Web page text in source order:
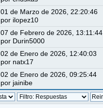
01 de Marzo de 2026, 22:20:46
por ilopez10
07 de Febrero de 2026, 13:11:44
por Durin5000
02 de Enero de 2026, 12:40:03
por natx17
02 de Enero de 2026, 09:25:44
por jainibe